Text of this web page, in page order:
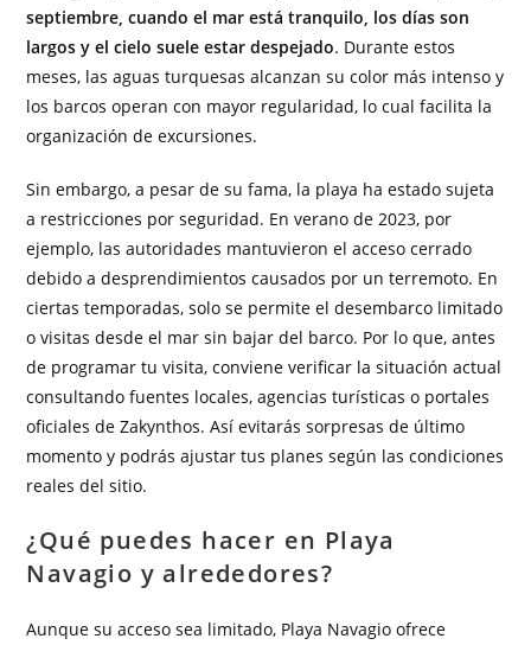
septiembre, cuando el mar está tranquilo, los días son
largos y el cielo suele estar despejado. Durante estos
meses, las aguas turquesas alcanzan su color más intenso y
los barcos operan con mayor regularidad, lo cual facilita la
organización de excursiones.
Sin embargo, a pesar de su fama, la playa ha estado sujeta
a restricciones por seguridad. En verano de 2023, por
ejemplo, las autoridades mantuvieron el acceso cerrado
debido a desprendimientos causados por un terremoto. En
ciertas temporadas, solo se permite el desembarco limitado
o visitas desde el mar sin bajar del barco. Por lo que, antes
de programar tu visita, conviene verificar la situación actual
consultando fuentes locales, agencias turísticas o portales
oficiales de Zakynthos. Así evitarás sorpresas de último
momento y podrás ajustar tus planes según las condiciones
reales del sitio.
¿Qué puedes hacer en Playa
Navagio y alrededores?
Aunque su acceso sea limitado, Playa Navagio ofrece